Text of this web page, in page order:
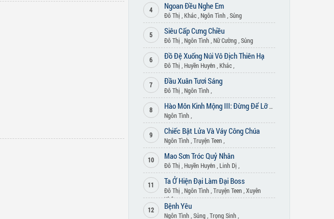
4 Ngoan Đều Nghe Em
Đô Thị Khác, Ngôn Tình, Sủng
5 Siêu Cấp Cưng Chiều
Đô Thị Ngôn Tình, Nữ Cường, Sủng
6 Đồ Đệ Xuống Núi Vô Địch Thiên Hạ
Đô Thị Huyền Huyễn, Khác,
7 Đầu Xuân Tươi Sáng
Đô Thị Ngôn Tình,
8
Hào Môn Kinh Mộng III: Đừng Để Lỡ Nhau
Ngôn Tình,
9 Chiếc Bật Lửa Và Váy Công Chúa
Ngôn Tình, Truyện Teen,
10 Mao Sơn Tróc Quỷ Nhân
Đô Thị Huyền Huyễn, Linh Dị
11 Ta Ở Hiện Đại Làm Đại Boss
Đô Thị Ngôn Tình, Truyện Teen, Xuyên
Không
12
Bệnh Yêu
Ngôn Tình, Sủng, Trọng Sinh,